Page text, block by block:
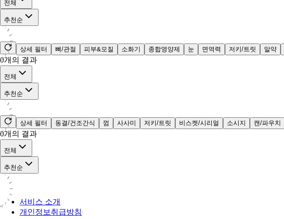
전체
추천순
상세 필터 뼈/관절 피부&모질 소화기 종합영양제 눈 면역력 저키/트릿 알약
0개의 결과
전체
추천순
상세 필터 동결/건조간식 껌 사사미 저키/트릿 비스켓/시리얼 소시지 캔/파우치
0개의 결과
전체
추천순
서비스 소개
개인정보취급방침